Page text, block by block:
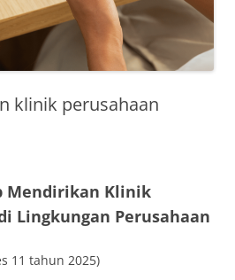
klinik perusahaan
Mendirikan Klinik
Lingkungan Perusahaan
11 tahun 2025)